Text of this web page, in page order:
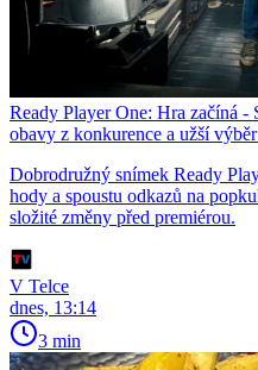
Ready Player One: Hra začíná -
obavy z konkurence a užší
Dobrodružný snímek Ready
hody a spoustu odkazů na
složité změny před premiérou.
V Telce
dnes, 13:14
3 min